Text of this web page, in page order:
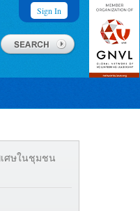
Sign In
ศษในชุมชน